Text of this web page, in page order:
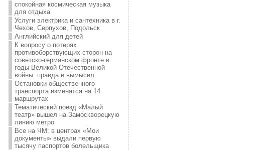
спокойная космическая музыка
для отдыха
Услуги электрика и сантехника в г.
Чехов, Серпухов, Подольск
Английский для детей
К вопросу о потерях
противоборствующих сторон на
советско-германском фронте в
годы Великой Отечественной
войны: правда и вымысел
Остановки общественного
транспорта изменятся на 14
маршрутах
Тематический поезд «Малый
театр» вышел на Замоскворецкую
линию метро
Все на ЧМ: в центрах «Мои
документы» выдали первую
тысячу паспортов болельщика